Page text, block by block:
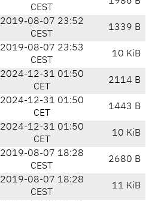
CEST
2019-08-07 23:52
CEST
1339 B
2019-08-07 23:53
CEST
10 KiB
2024-12-31 01:50
CET
2114 B
2024-12-31 01:50
CET
1443 B
2024-12-31 01:50
CET
10 KiB
2019-08-07 18:28
CEST
2680 B
2019-08-07 18:28
CEST
11 KiB